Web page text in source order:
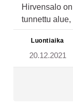
Hirvensalo
tunnettu
Luontiaika
20.12.2021